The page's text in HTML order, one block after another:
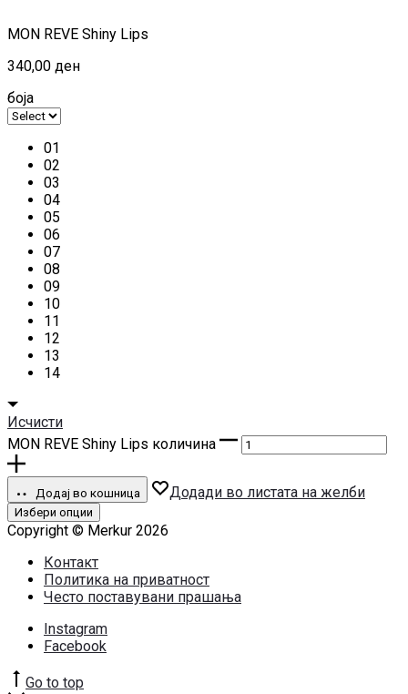
MON REVE Shiny Lips
340,00 ден
боја
01
02
03
04
05
06
07
08
09
10
11
12
13
14
Исчисти
MON REVE Shiny Lips количина
Додај во кошница Додади во листата на желби
Избери опции
Copyright © Merkur 2026
Контакт
Политика на приватност
Често поставувани прашања
Instagram
Facebook
Go to top